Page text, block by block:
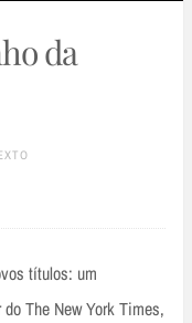
da
títulos: um
The New York Times,